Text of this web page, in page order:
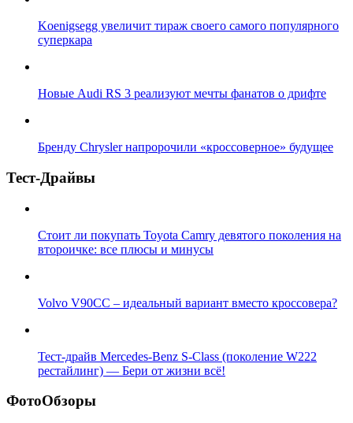
Koenigsegg увеличит тираж своего самого популярного
суперкара
Новые Audi RS 3 реализуют мечты фанатов о дрифте
Бренду Chrysler напророчили «кроссоверное» будущее
Тест-Драйвы
Стоит ли покупать Toyota Camry девятого поколения на
второичке: все плюсы и минусы
Volvo V90CC – идеальный вариант вместо кроссовера?
Тест-драйв Mercedes-Benz S-Class (поколение W222
рестайлинг) — Бери от жизни всё!
ФотоОбзоры